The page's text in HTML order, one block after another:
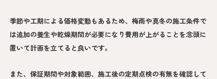
季節や工期による価格変動もあるため、梅雨や真冬の施工条件で
は追加の養生や乾燥期間が必要になり費用が上がることを念頭に
置いて計画を立てると良いです。
また、保証期間や対象範囲、施工後の定期点検の有無を確認して